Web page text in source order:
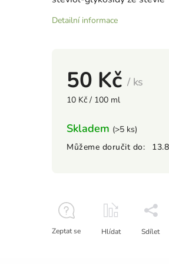
50 Kč/ ks
10 Kč / 100 ml
Skladem (>5 ks)
Můžeme doručit do:
Detailní informace
Zeptat se Hlídat Sdílet